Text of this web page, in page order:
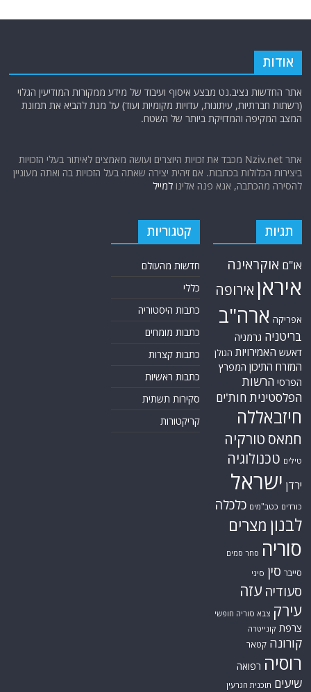
אודות
אתר החדשות נציב.נט מבצע איסוף ועיבוד של מידע ממקורות המודיעין הגלוי
(רשתות חברתיות, עיתונות, עדויות מקומיות ועוד) על מנת להביא את תמונת
המצב המקיפה והמדויקת ביותר של השטח.
אתר Nziv.net מכבד את זכויות היוצרים ועושה מאמצים לאיתור בעלי הזכויות
ביצירות הכלולות בכתבות. אם זיהית יצירה שאתה בעל הזכויות בה ואתה מעוניין
להסירה מהכתבה, אנא פנה אלינולמייל
תגיות
או"ם אוקראינה
איראן אירופה
אפריקה ארה"ב
בריטניה גרמניה
דאעש האמירויות הגולן
המזרח התיכון המפרץ
הפרסי הרשות
הפלסטינית חות'ים
חיזבאללה
חמאס טורקיה
טילים טכנולוגיה
ירדן ישראל
כורדים כטב"מים כלכלה
לבנון מצרים
סוריה סחר סמים
סייבר סין סיני
סעודיה עזה
עירק צבא סוריה חופשי
צרפת קונייטרה
קורונה קטאר
רוסיה רפואה
שיעים תוכנית הגרעין
קטגוריות
חדשות מהעולם
כללי
כתבות היסטוריה
כתבות מומחים
כתבות קצרות
כתבות ראשיות
סקירות תשתית
קריקטורות